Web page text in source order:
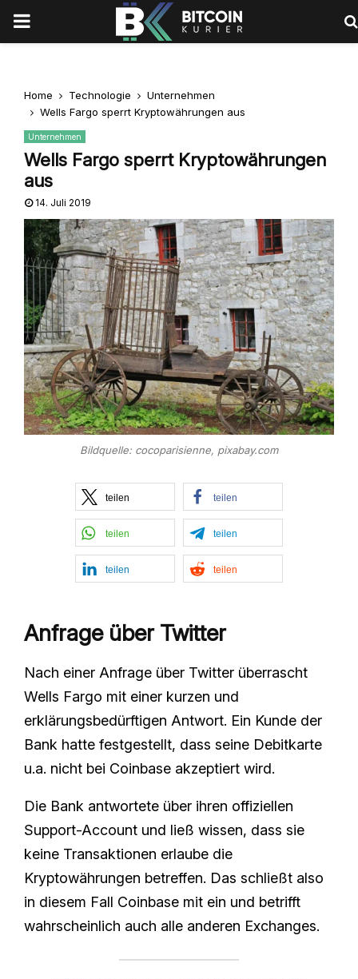
PRIMARY
Home Technologie
Unternehmen
Wells Fargo sperrt Kryptowährungen aus
Unternehmen
Wells Fargo sperrt Kryptowährungen
aus
14. Juli 2019
Bildquelle: cocoparisienne, pixabay.com
teilen teilen
teilen teilen
teilen teilen
Anfrage über Twitter
Nach einer Anfrage über Twitter überrascht
Wells Fargo mit einer kurzen und
erklärungsbedürftigen Antwort. Ein Kunde der
Bank hatte festgestellt, dass seine Debitkarte
u.a. nicht bei Coinbase akzeptiert wird.
Die Bank antwortete über ihren offiziellen
Support-Account und ließ wissen, dass sie
keine Transaktionen erlaube die
Kryptowährungen betreffen. Das schließt also
in diesem Fall Coinbase mit ein und betrifft
wahrscheinlich auch alle anderen Exchanges.